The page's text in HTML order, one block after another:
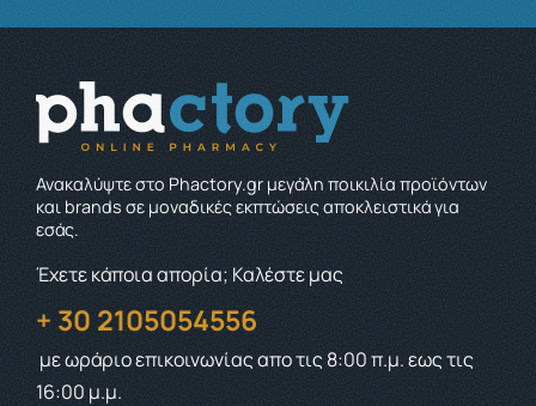
Ανακαλύψτε στο Phactory.gr μεγάλη ποικιλία προϊόντων
και brands σε μοναδικές εκπτώσεις αποκλειστικά για
εσάς.
Έχετε κάποια απορία; Καλέστε μας
+ 30 2105054556
με ωράριο επικοινωνίαςαπο τις 8:00 π.μ. εως τις
16:00 μ.μ.